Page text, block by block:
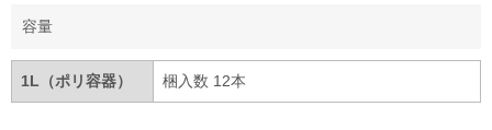
容量
1L（ポリ容器） 梱入数 12本